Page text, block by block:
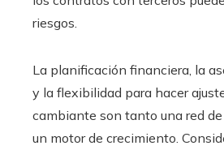
riesgos.
La planificación financiera, la
y la flexibilidad para hacer
cambiante son tanto una red
un motor de crecimiento.